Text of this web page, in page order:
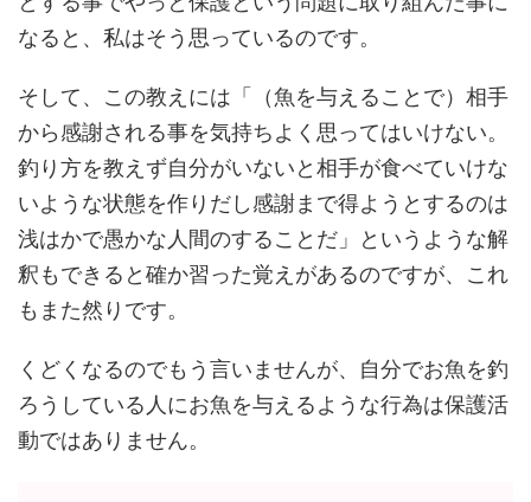
なると、私はそう思っているのです。
そして、この教えには「（魚を与えることで）相手
から感謝される事を気持ちよく思ってはいけない。
釣り方を教えず自分がいないと相手が食べていけな
いような状態を作りだし感謝まで得ようとするのは
浅はかで愚かな人間のすることだ」というような解
釈もできると確か習った覚えがあるのですが、これ
もまた然りです。
くどくなるのでもう言いませんが、自分でお魚を釣
ろうしている人にお魚を与えるような行為は保護活
動ではありません。